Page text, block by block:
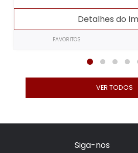
Detalhes do
FAVORITOS
VER TODOS
Siga-nos